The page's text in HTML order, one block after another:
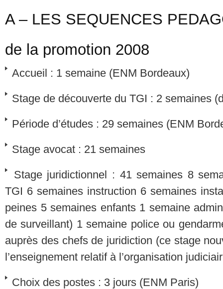
A – LES SEQUENCES
de la promotion 2008
Accueil : 1 semaine (ENM Bordeaux)
Stage de découverte du TGI : 2 semaines
Période d’études : 29 semaines (ENM
Stage avocat : 21 semaines
Stage juridictionnel : 41 semaines 8
TGI 6 semaines instruction 6 semaines
peines 5 semaines enfants 1 semaine
de surveillant) 1 semaine police ou
auprès des chefs de juridiction (ce stage
l’enseignement relatif à l’organisation
Choix des postes : 3 jours (ENM Paris)